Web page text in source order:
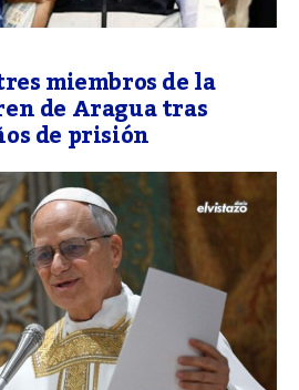
miembros de la
de Aragua tras
de prisión